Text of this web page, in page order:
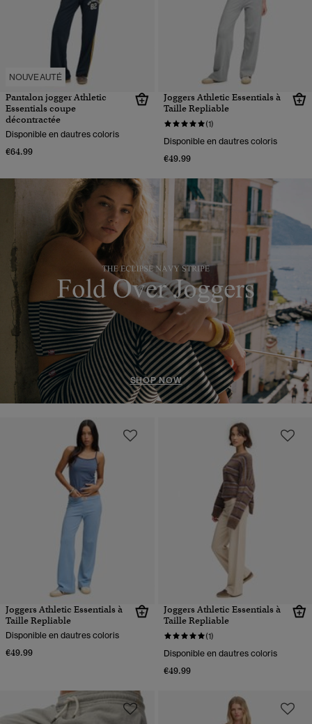
NOUVEAUTÉ
Pantalon jogger Athletic
Essentials coupe
décontractée
Disponible en dautres coloris
€64.99
Joggers Athletic Essentials à
Taille Repliable
(1)
Disponible en dautres coloris
€49.99
SHOP NOW
Joggers Athletic Essentials à
Taille Repliable
Disponible en dautres coloris
€49.99
Joggers Athletic Essentials à
Taille Repliable
(1)
Disponible en dautres coloris
€49.99